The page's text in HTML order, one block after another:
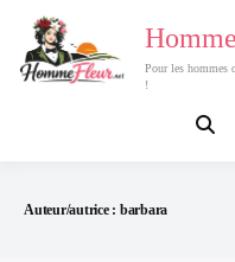
Passer
contenu
Pour les hommes
!
Auteur/autrice : barbara